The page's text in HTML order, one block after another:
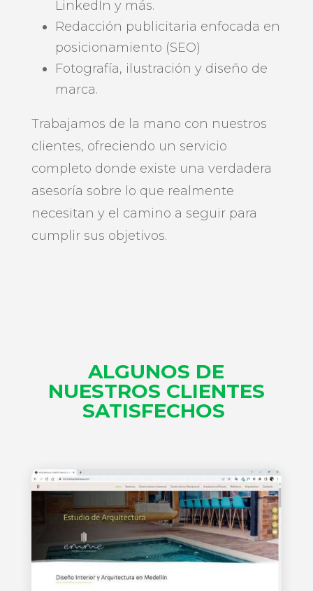
LinkedIn y más.
Redacción publicitaria enfocada en
posicionamiento (SEO)
Fotografía, ilustración y diseño de
marca.
Trabajamos de la mano con nuestros
clientes, ofreciendo un servicio
completo donde existe una verdadera
asesoría sobre lo que realmente
necesitan y el camino a seguir para
cumplir sus objetivos.
ALGUNOS DE
NUESTROS CLIENTES
SATISFECHOS